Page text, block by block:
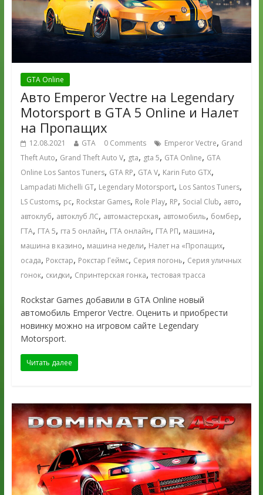
GTA Online
Авто Emperor Vectre на Legendary
Motorsport в GTA 5 Online и Налет
на Пропащих
12.08.2021 GTA 0 Comments Emperor Vectre, Grand
Theft Auto, Grand Theft Auto V, gta, gta 5, GTA Online, GTA
Online Los Santos Tuners, GTA RP, GTA V, Karin Futo GTX,
Lampadati Michelli GT, Legendary Motorsport, Los Santos Tuners,
LS Customs, pc, Rockstar Games, Role Play, RP, Social Club, авто,
автоклуб, автоклуб ЛС, автомастерская, автомобиль, бомбер,
ГТА, ГТА 5, гта 5 онлайн, ГТА онлайн, ГТА РП, машина,
машина в казино, машина недели, Налет на «Пропащих,
осада, Рокстар, Рокстар Геймс, Серия погонь, Серия уличных
гонок, скидки, Спринтерская гонка, тестовая трасса
Rockstar Games добавили в GTA Online новый
автомобиль Emperor Vectre. Оценить и приобрести
новинку можно на игровом сайте Legendary
Motorsport.
Читать далее